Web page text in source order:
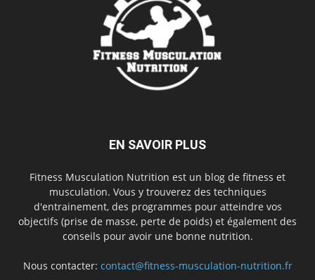
EN SAVOIR PLUS
Fitness Musculation Nutrition est un blog de fitness et
musculation. Vous y trouverez des techniques
d'entrainement, des programmes pour atteindre vos
objectifs (prise de masse, perte de poids) et également des
conseils pour avoir une bonne nutrition.
Nous contacter: contact@fitness-musculation-nutrition.fr